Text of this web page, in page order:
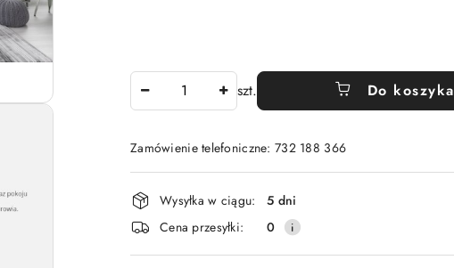
szt. Do koszyka
Zamówienie telefoniczne: 732 188 366
Dostępność
i
dostawa
Wysyłka w ciągu:
5 dni
Cena przesyłki:
0